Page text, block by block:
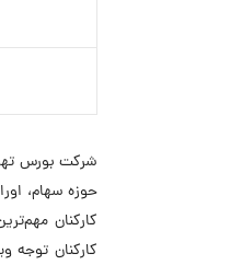
حوزه سهام،
کارکنان
کارکنان توجه